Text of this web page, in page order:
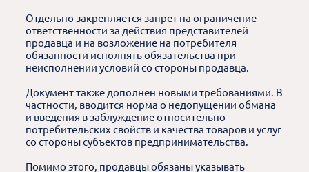
Отдельно закрепляется запрет на ограничение
ответственности за действия представителей
продавца и на возложение на потребителя
обязанности исполнять обязательства при
неисполнении условий со стороны продавца.
Документ также дополнен новыми требованиями. В
частности, вводится норма о недопущении обмана
и введения в заблуждение относительно
потребительских свойств и качества товаров и услуг
со стороны субъектов предпринимательства.
Помимо этого, продавцы обязаны указывать